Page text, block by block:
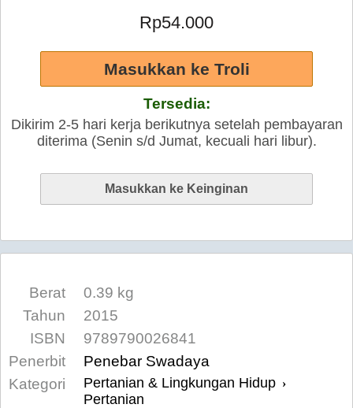
Rp54.000
Tersedia:
Dikirim 2-5 hari kerja berikutnya setelah pembayaran
diterima (Senin s/d Jumat, kecuali hari libur).
Berat
0.39 kg
Tahun
2015
ISBN
9789790026841
Penerbit
Penebar Swadaya
Kategori
Pertanian & Lingkungan Hidup ›
Pertanian